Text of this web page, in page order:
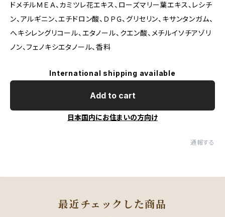
ドメチルＭＥＡ、カミツレ花エキス、ローズマリー葉エキス、レシチ
ン、アルギニン、エチドロン酸、ＤＰＧ、グリセリン、キサンタンガム、
へキシレングリコール、エタノール、クエン酸、メチルイソチアゾリ
ノン、フェノキシエタノール、香料
International shipping available
Add to cart
日本国内にお住まいの方向け
通報する
最近チェックした商品